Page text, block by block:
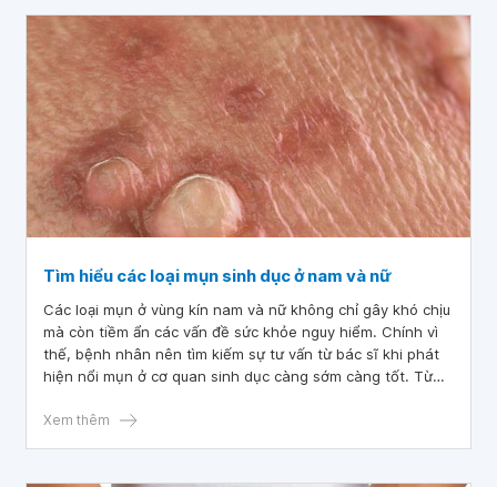
Tìm hiểu các loại mụn sinh dục ở nam và nữ
Các loại mụn ở vùng kín nam và nữ không chỉ gây khó chịu
mà còn tiềm ẩn các vấn đề sức khỏe nguy hiểm. Chính vì
thế, bệnh nhân nên tìm kiếm sự tư vấn từ bác sĩ khi phát
hiện nổi mụn ở cơ quan sinh dục càng sớm càng tốt. Từ
phòng tránh các biến chứng có thể xảy ra.
Xem thêm